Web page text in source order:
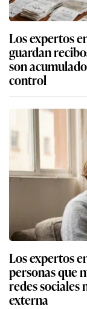
Los expertos
guardan
son
control
Los expertos
personas que
redes sociales
externa